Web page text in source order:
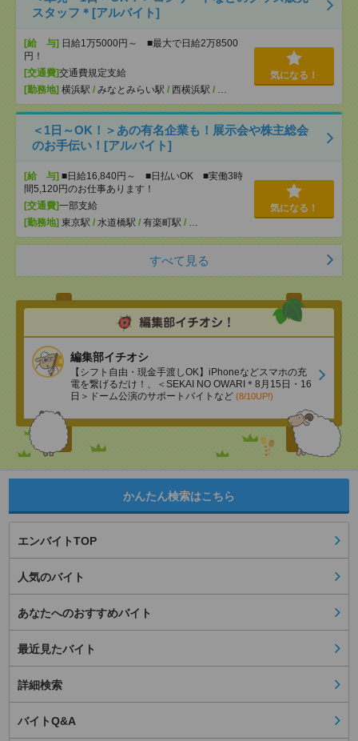
スタッフ＊[アルバイト]
[給 与] 日給1万5000円～ ■最大で日給2万8500
円！
[交通費]交通費規定支給
[勤務地] 横浜駅 / みなとみらい駅 / 西横浜駅 / …
気になる！
＜1日～OK！＞あの有名企業も！展示会や株主総会
のお手伝い！[アルバイト]
[給 与] ■日給16,840円～ ■日払いOK ■実働3時
間5,120円のお仕事あります！
[交通費]一部支給
[勤務地] 東京駅 / 水道橋駅 / 有楽町駅 / …
気になる！
すべて見る
編集部イチオシ
【シフト自由・現金手渡しOK】iPhoneなどスマホの充
電を繋げるだけ！、＜SEKAI NO OWARI＊8月15日・16
日＞ドーム公演のサポートバイトなど (8/10UP!)
かんたん検索はこちら
エンバイトTOP
人気のバイト
あなたへのおすすめバイト
最近見たバイト
詳細検索
バイトQ&A